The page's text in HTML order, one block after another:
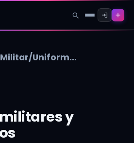
Militar/Uniformados
y